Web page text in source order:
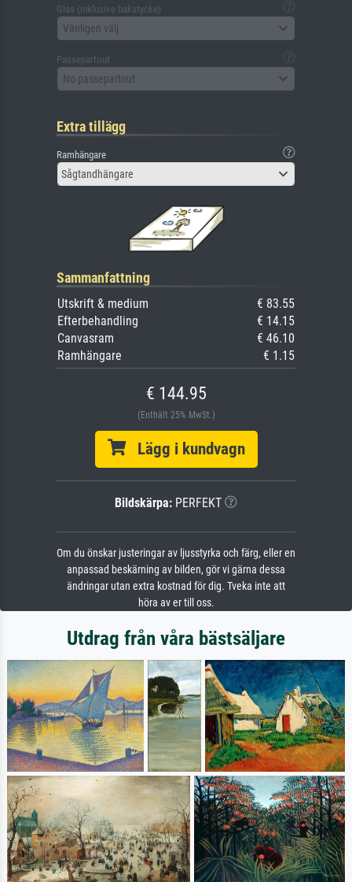
Glas (inklusive bakstycke)
Vänligen välj
Passepartout
No passepartout
Extra tillägg
Ramhängare
Sågtandhängare
Sammanfattning
Utskrift & medium
€ 83.55
Efterbehandling
€ 14.15
Canvasram
€ 46.10
Ramhängare
€ 1.15
€ 144.95
(Enthält 25% MwSt.)
Lägg i kundvagn
Bildskärpa: PERFEKT
Om du önskar justeringar av ljusstyrka och färg, eller en
anpassad beskärning av bilden, gör vi gärna dessa
ändringar utan extra kostnad för dig. Tveka inte att
höra av er till oss.
Utdrag från våra bästsäljare